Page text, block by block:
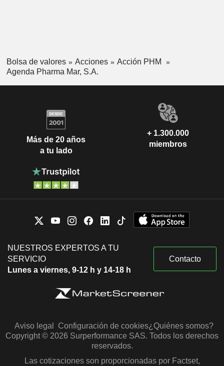
Bolsa de valores Acciones
Acción PHM
Agenda Pharma Mar, S.A.
Más de 20 años
a tu lado
+ 1.300.000
miembros
NUESTROS EXPERTOS A TU
SERVICIO
Lunes a viernes, 9-12 h y 14-18 h
Contacto
Aviso legal Configuración de cookies¿Quiénes somos?
Copyright © 2026 Surperformance SAS. Todos los derechos
reservados.
Las cotizaciones son proporcionadas por Factset,